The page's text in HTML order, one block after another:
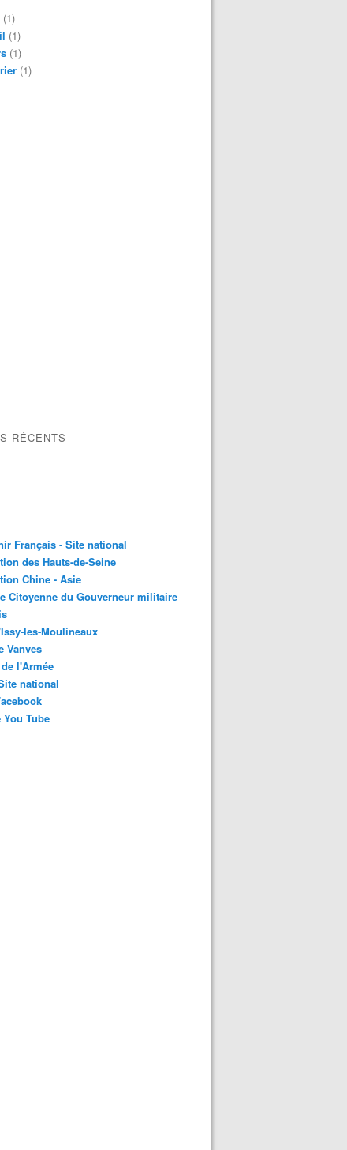
(1)
(1)
(1)
(1)
RÉCENTS
Français - Site national
des Hauts-de-Seine
Chine - Asie
Citoyenne du Gouverneur militaire
les-Moulineaux
Vanves
l'Armée
national
You Tube